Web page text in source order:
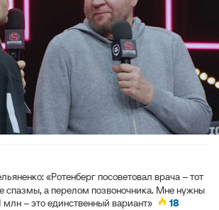
«Ротенберг посоветовал врача – тот
спазмы, а перелом позвоночника. Мне нужны
млн – это единственный вариант»
18